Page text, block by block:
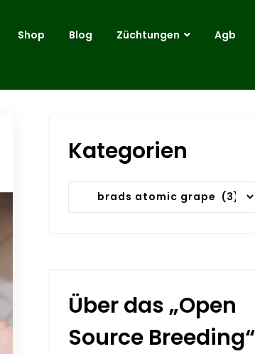
Shop Blog Züchtungen Agb
Kategorien
Kategorien
Über das „Open
Source Breeding“